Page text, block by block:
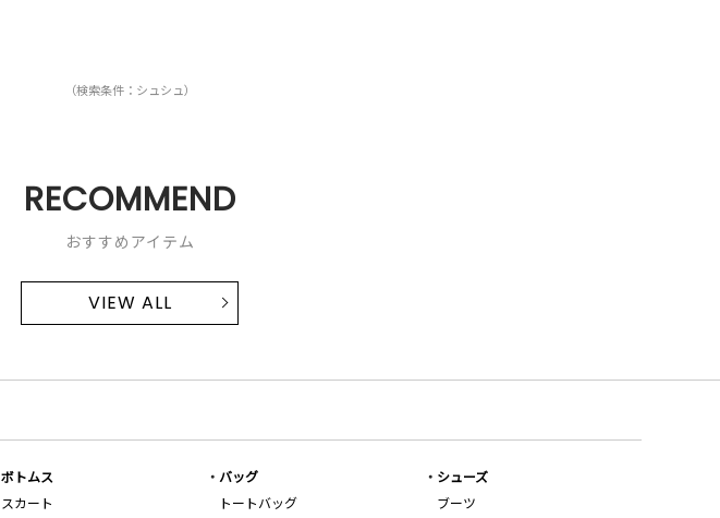
（検索条件：シュシュ）
RECOMMEND
おすすめアイテム
VIEW ALL
ボトムス
スカート
バッグ
トートバッグ
シューズ
ブーツ